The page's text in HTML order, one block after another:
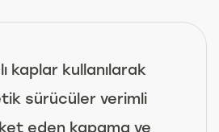
kaplar kullanılarak
sürücüler verimli
eden kapama ve